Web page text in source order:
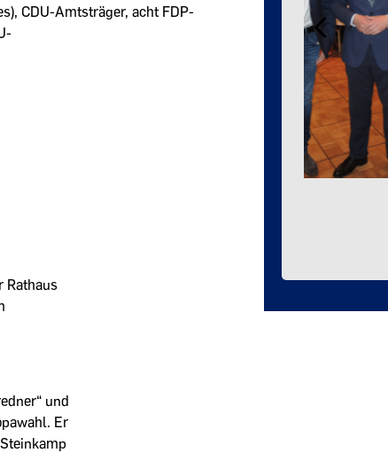
CDU-Amtsträger, acht FDP-
Rathaus
und
Er